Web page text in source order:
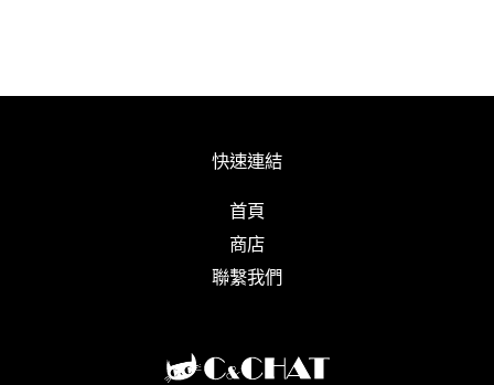
快速連結
首頁
商店
聯繫我們